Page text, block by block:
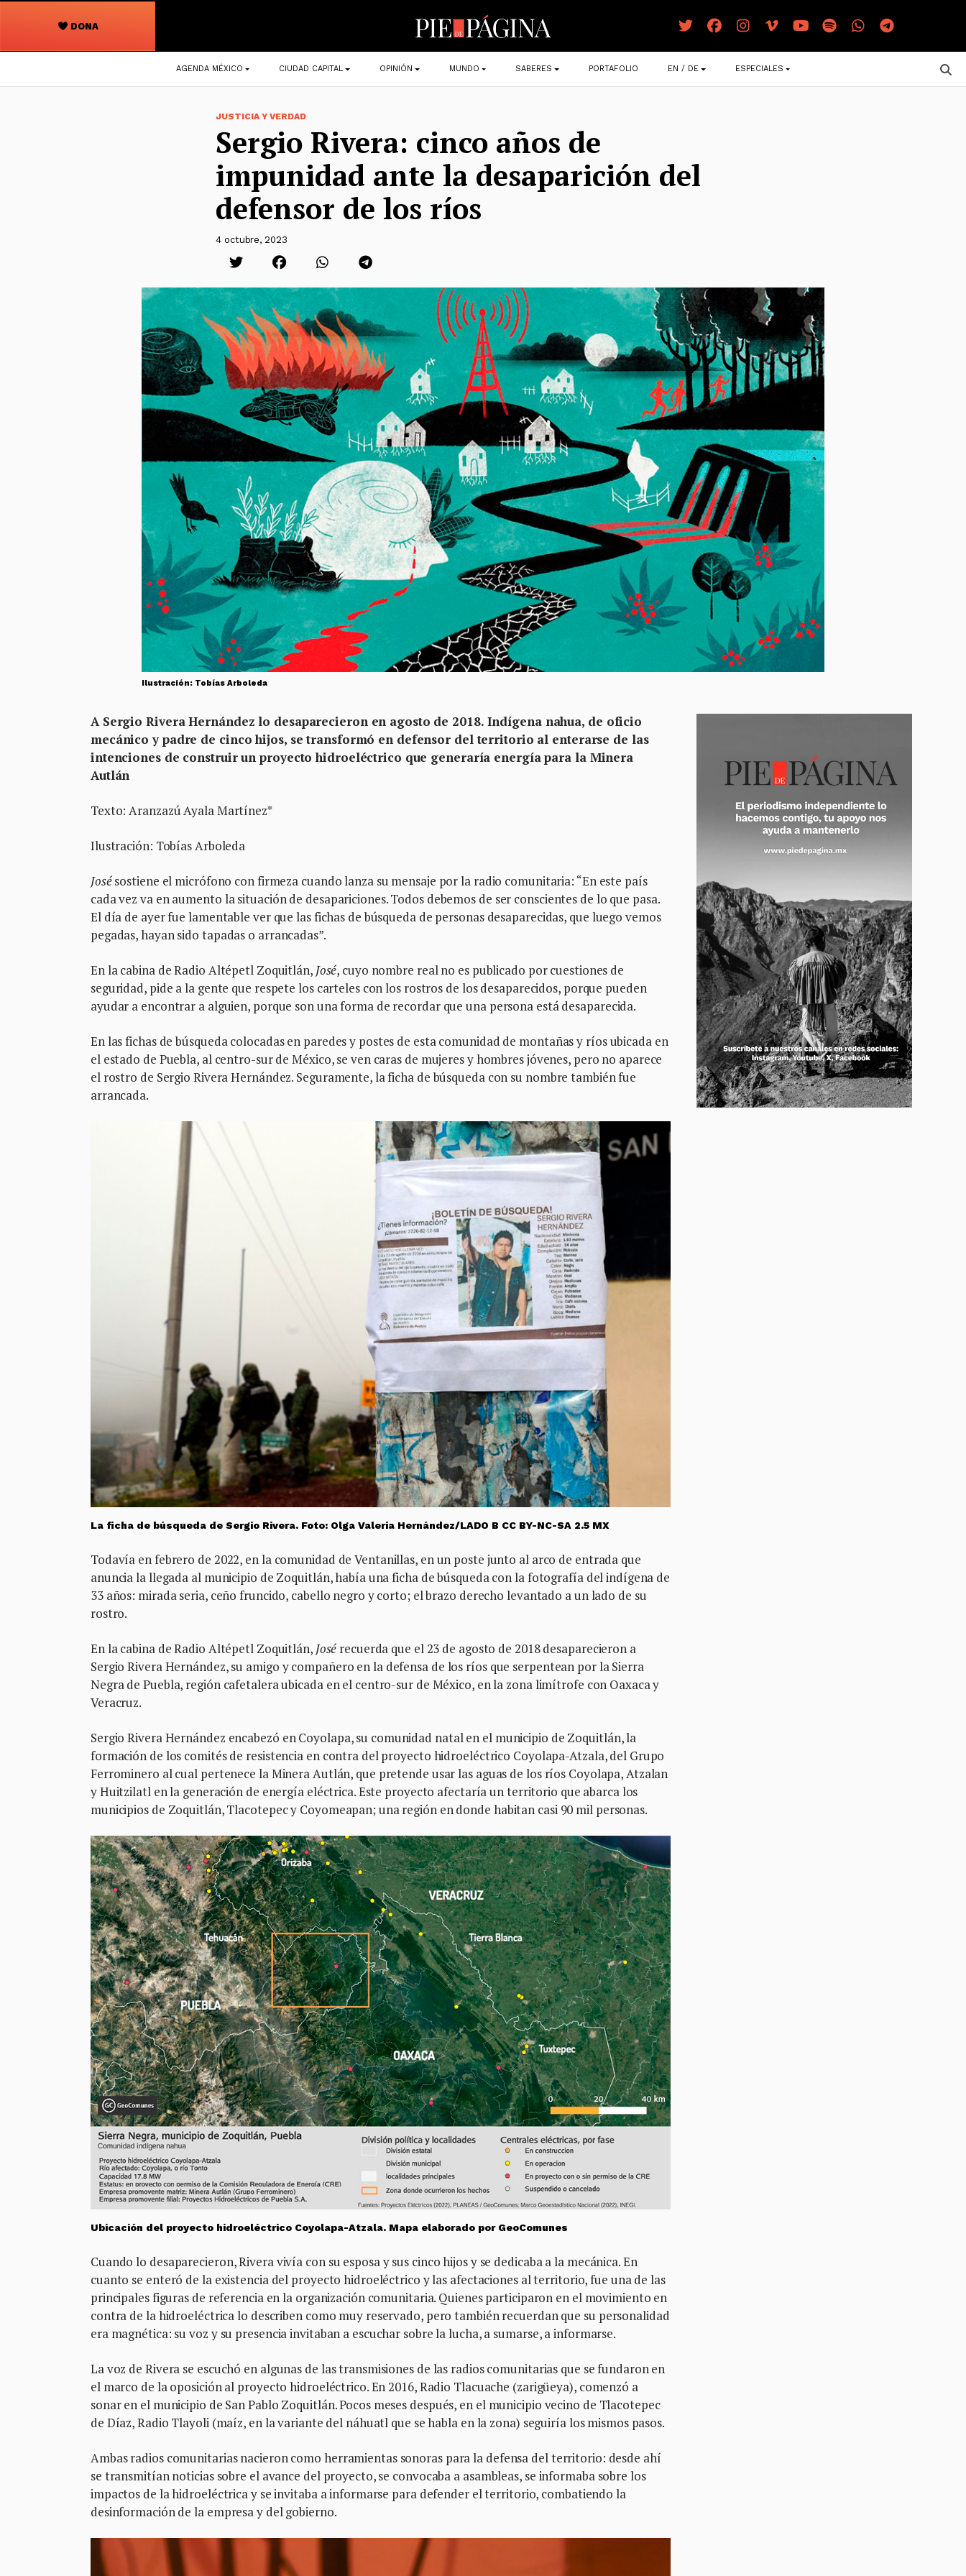
DONA
Navegación
principal
AGENDA MÉXICO CIUDAD CAPITAL OPINIÓN MUNDO SABERES PORTAFOLIO EN / DE ESPECIALES
JUSTICIA Y VERDAD
Sergio Rivera: cinco años de
impunidad ante la desaparición del
defensor de los ríos
4 octubre, 2023
Ilustración: Tobías Arboleda
A Sergio Rivera Hernández lo desaparecieron en agosto de 2018. Indígena nahua, de oficio
mecánico y padre de cinco hijos, se transformó en defensor del territorio al enterarse de las
intenciones de construir un proyecto hidroeléctrico que generaría energía para la Minera
Autlán
Texto: Aranzazú Ayala Martínez*
Ilustración: Tobías Arboleda
Josésostiene el micrófono con firmeza cuando lanza su mensaje por la radio comunitaria: “En este país
cada vez va en aumento la situación de desapariciones. Todos debemos de ser conscientes de lo que pasa.
El día de ayer fue lamentable ver que las fichas de búsqueda de personas desaparecidas, que luego vemos
pegadas, hayan sido tapadas o arrancadas”.
En la cabina de Radio Altépetl Zoquitlán, José, cuyo nombre real no es publicado por cuestiones de
seguridad, pide a la gente que respete los carteles con los rostros de los desaparecidos, porque pueden
ayudar a encontrar a alguien, porque son una forma de recordar que una persona está desaparecida.
En las fichas de búsqueda colocadas en paredes y postes de esta comunidad de montañas y ríos ubicada en
el estado de Puebla, al centro-sur de México, se ven caras de mujeres y hombres jóvenes, pero no aparece
el rostro de Sergio Rivera Hernández. Seguramente, la ficha de búsqueda con su nombre también fue
arrancada.
La ficha de búsqueda de Sergio Rivera. Foto: Olga Valeria Hernández/LADO B CC BY-NC-SA 2.5 MX
Todavía en febrero de 2022, en la comunidad de Ventanillas, en un poste junto al arco de entrada que
anuncia la llegada al municipio de Zoquitlán, había una ficha de búsqueda con la fotografía del indígena de
33 años: mirada seria, ceño fruncido, cabello negro y corto; el brazo derecho levantado a un lado de su
rostro.
En la cabina de Radio Altépetl Zoquitlán, José recuerda que el 23 de agosto de 2018 desaparecieron a
Sergio Rivera Hernández, su amigo y compañero en la defensa de los ríos que serpentean por la Sierra
Negra de Puebla, región cafetalera ubicada en el centro-sur de México, en la zona limítrofe con Oaxaca y
Veracruz.
Sergio Rivera Hernández encabezó en Coyolapa, su comunidad natal en el municipio de Zoquitlán, la
formación de los comités de resistencia en contra del proyecto hidroeléctrico Coyolapa-Atzala, del Grupo
Ferrominero al cual pertenece la Minera Autlán, que pretende usar las aguas de los ríos Coyolapa, Atzalan
y Huitzilatl en la generación de energía eléctrica. Este proyecto afectaría un territorio que abarca los
municipios de Zoquitlán, Tlacotepec y Coyomeapan; una región en donde habitan casi 90 mil personas.
Ubicación del proyecto hidroeléctrico Coyolapa-Atzala. Mapa elaborado por GeoComunes
Cuando lo desaparecieron, Rivera vivía con su esposa y sus cinco hijos y se dedicaba a la mecánica. En
cuanto se enteró de la existencia del proyecto hidroeléctrico y las afectaciones al territorio, fue una de las
principales figuras de referencia en la organización comunitaria. Quienes participaron en el movimiento en
contra de la hidroeléctrica lo describen como muy reservado, pero también recuerdan que su personalidad
era magnética: su voz y su presencia invitaban a escuchar sobre la lucha, a sumarse, a informarse.
La voz de Rivera se escuchó en algunas de las transmisiones de las radios comunitarias que se fundaron en
el marco de la oposición al proyecto hidroeléctrico. En 2016, Radio Tlacuache (zarigüeya), comenzó a
sonar en el municipio de San Pablo Zoquitlán. Pocos meses después, en el municipio vecino de Tlacotepec
de Díaz, Radio Tlayoli (maíz, en la variante del náhuatl que se habla en la zona) seguiría los mismos pasos.
Ambas radios comunitarias nacieron como herramientas sonoras para la defensa del territorio: desde ahí
se transmitían noticias sobre el avance del proyecto, se convocaba a asambleas, se informaba sobre los
impactos de la hidroeléctrica y se invitaba a informarse para defender el territorio, combatiendo la
desinformación de la empresa y del gobierno.